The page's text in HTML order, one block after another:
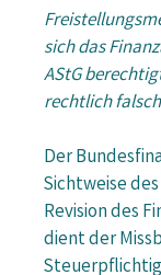
sich das
AStG
rechtlich
Der
Sichtweise
Revision des
dient der